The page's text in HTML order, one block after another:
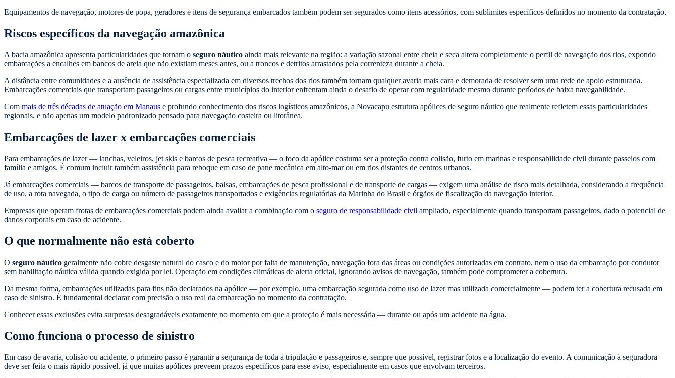
Equipamentos de navegação, motores de popa, geradores e itens de segurança embarcados também podem ser segurados como itens acessórios, com sublimites específicos definidos no momento da contratação.
Riscos específicos da navegação amazônica
A bacia amazônica apresenta particularidades que tornam o seguro náutico ainda mais relevante na região: a variação sazonal entre cheia e seca altera completamente o perfil de navegação dos rios, expondo
embarcações a encalhes em bancos de areia que não existiam meses antes, ou a troncos e detritos arrastados pela correnteza durante a cheia.
A distância entre comunidades e a ausência de assistência especializada em diversos trechos dos rios também tornam qualquer avaria mais cara e demorada de resolver sem uma rede de apoio estruturada.
Embarcações comerciais que transportam passageiros ou cargas entre municípios do interior enfrentam ainda o desafio de operar com regularidade mesmo durante períodos de baixa navegabilidade.
Com mais de três décadas de atuação em Manaus e profundo conhecimento dos riscos logísticos amazônicos, a Novacapu estrutura apólices de seguro náutico que realmente refletem essas particularidades
regionais, e não apenas um modelo padronizado pensado para navegação costeira ou litorânea.
Embarcações de lazer x embarcações comerciais
Para embarcações de lazer — lanchas, veleiros, jet skis e barcos de pesca recreativa — o foco da apólice costuma ser a proteção contra colisão, furto em marinas e responsabilidade civil durante passeios com
família e amigos. É comum incluir também assistência para reboque em caso de pane mecânica em alto-mar ou em rios distantes de centros urbanos.
Já embarcações comerciais — barcos de transporte de passageiros, balsas, embarcações de pesca profissional e de transporte de cargas — exigem uma análise de risco mais detalhada, considerando a frequência
de uso, a rota navegada, o tipo de carga ou número de passageiros transportados e exigências regulatórias da Marinha do Brasil e órgãos de fiscalização da navegação interior.
Empresas que operam frotas de embarcações comerciais podem ainda avaliar a combinação com o seguro de responsabilidade civil ampliado, especialmente quando transportam passageiros, dado o potencial de
danos corporais em caso de acidente.
O que normalmente não está coberto
O seguro náutico geralmente não cobre desgaste natural do casco e do motor por falta de manutenção, navegação fora das áreas ou condições autorizadas em contrato, nem o uso da embarcação por condutor
sem habilitação náutica válida quando exigida por lei. Operação em condições climáticas de alerta oficial, ignorando avisos de navegação, também pode comprometer a cobertura.
Da mesma forma, embarcações utilizadas para fins não declarados na apólice — por exemplo, uma embarcação segurada como uso de lazer mas utilizada comercialmente — podem ter a cobertura recusada em
caso de sinistro. É fundamental declarar com precisão o uso real da embarcação no momento da contratação.
Conhecer essas exclusões evita surpresas desagradáveis exatamente no momento em que a proteção é mais necessária — durante ou após um acidente na água.
Como funciona o processo de sinistro
Em caso de avaria, colisão ou acidente, o primeiro passo é garantir a segurança de toda a tripulação e passageiros e, sempre que possível, registrar fotos e a localização do evento. A comunicação à seguradora
deve ser feita o mais rápido possível, já que muitas apólices preveem prazos específicos para esse aviso, especialmente em casos que envolvam terceiros.